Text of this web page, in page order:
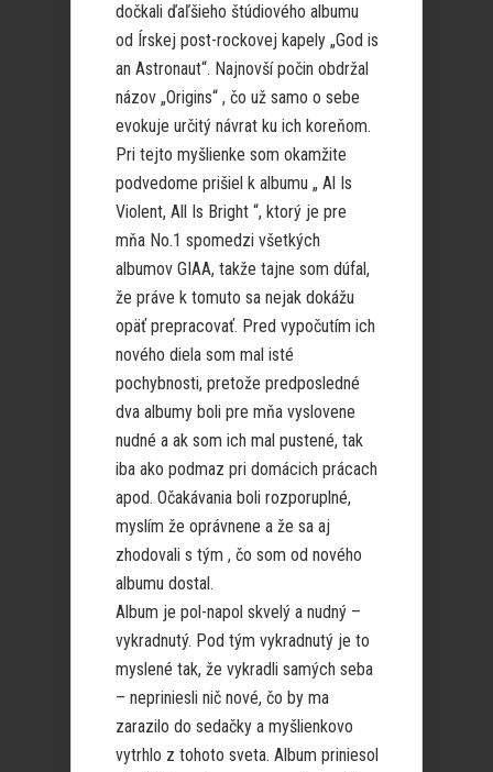
dočkali ďaľšieho štúdiového albumu
od Írskej post-rockovej kapely „God is
an Astronaut“. Najnovší počin obdržal
názov „Origins“ , čo už samo o sebe
evokuje určitý návrat ku ich koreňom.
Pri tejto myšlienke som okamžite
podvedome prišiel k albumu „ Al Is
Violent, All Is Bright “, ktorý je pre
mňa No.1 spomedzi všetkých
albumov GIAA, takže tajne som dúfal,
že práve k tomuto sa nejak dokážu
opäť prepracovať. Pred vypočutím ich
nového diela som mal isté
pochybnosti, pretože predposledné
dva albumy boli pre mňa vyslovene
nudné a ak som ich mal pustené, tak
iba ako podmaz pri domácich prácach
apod. Očakávania boli rozporuplné,
myslím že oprávnene a že sa aj
zhodovali s tým , čo som od nového
albumu dostal.
Album je pol-napol skvelý a nudný –
vykradnutý. Pod tým vykradnutý je to
myslené tak, že vykradli samých seba
– nepriniesli nič nové, čo by ma
zarazilo do sedačky a myšlienkovo
vytrhlo z tohoto sveta. Album priniesol